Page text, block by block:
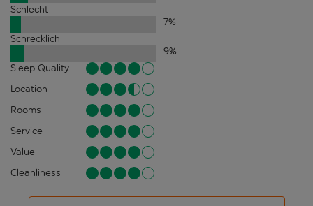
Schlecht
7%
Schrecklich
9%
Sleep Quality
Location
Rooms
Service
Value
Cleanliness